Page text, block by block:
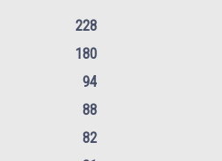
228
180
94
88
82